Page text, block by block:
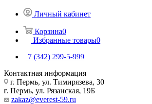
Личный кабинет
Корзина0
Избранные товары0
7 (342) 299-5-999
Контактная информация
г. Пермь, ул. Тимирязева, 30
г. Пермь, ул. Рязанская, 19Б
zakaz@everest-59.ru